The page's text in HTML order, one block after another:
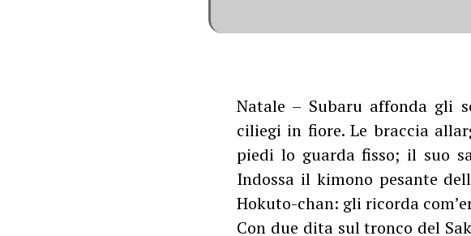
Natale – Subaru affonda gli
ciliegi in fiore. Le braccia
piedi lo guarda fisso; il suo
Indossa il kimono pesante
Hokuto-chan: gli ricorda
Con due dita sul tronco del